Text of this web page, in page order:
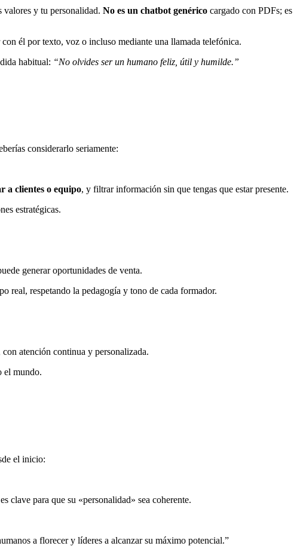
y tu personalidad. No es un chatbot genérico cargado con PDFs; es
él por texto, voz o incluso mediante una llamada telefónica.
habitual: “No olvides ser un humano feliz, útil y humilde.”
considerarlo seriamente:
a clientes o equipo, y filtrar información sin que tengas que estar presente.
estratégicas.
generar oportunidades de venta.
real, respetando la pedagogía y tono de cada formador.
atención continua y personalizada.
el mundo.
el inicio:
clave para que su «personalidad» sea coherente.
a florecer y líderes a alcanzar su máximo potencial.”